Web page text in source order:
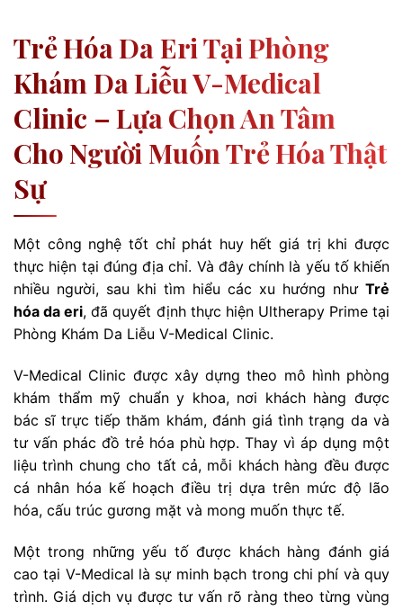
Trẻ Hóa Da Eri Tại Phòng
Khám Da Liễu V-Medical
Clinic – Lựa Chọn An Tâm
Cho Người Muốn Trẻ Hóa Thật
Sự
Một công nghệ tốt chỉ phát huy hết giá trị khi được
thực hiện tại đúng địa chỉ. Và đây chính là yếu tố khiến
nhiều người, sau khi tìm hiểu các xu hướng như Trẻ
hóa da eri, đã quyết định thực hiện Ultherapy Prime tại
Phòng Khám Da Liễu V-Medical Clinic.
V-Medical Clinic được xây dựng theo mô hình phòng
khám thẩm mỹ chuẩn y khoa, nơi khách hàng được
bác sĩ trực tiếp thăm khám, đánh giá tình trạng da và
tư vấn phác đồ trẻ hóa phù hợp. Thay vì áp dụng một
liệu trình chung cho tất cả, mỗi khách hàng đều được
cá nhân hóa kế hoạch điều trị dựa trên mức độ lão
hóa, cấu trúc gương mặt và mong muốn thực tế.
Một trong những yếu tố được khách hàng đánh giá
cao tại V-Medical là sự minh bạch trong chi phí và quy
trình. Giá dịch vụ được tư vấn rõ ràng theo từng vùng